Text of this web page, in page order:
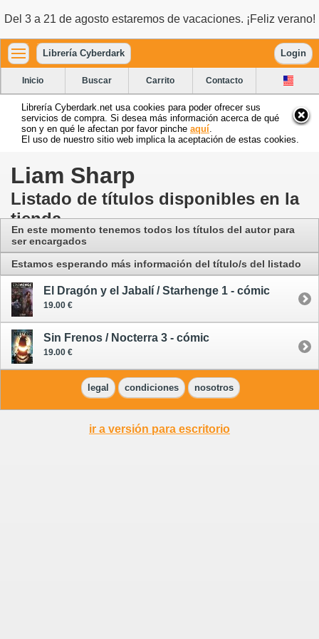
Del 3 a 21 de agosto estaremos de vacaciones. ¡Feliz verano!
Librería Cyberdark Login
Inicio Buscar Carrito Contacto
Librería Cyberdark.net usa cookies para poder ofrecer sus
servicios de compra. Si desea más información acerca de qué
son y en qué le afectan por favor pinche aquí
El uso de nuestro sitio web implica la aceptación de estas cookies.
Liam Sharp
Listado de títulos disponibles en la
tienda
En este momento tenemos todos los títulos del autor para
ser encargados
Estamos esperando más información del título/s del listado
El Dragón y el Jabalí / Starhenge 1 - cómic
19.00 €
Sin Frenos / Nocterra 3 - cómic
19.00 €
legal condiciones nosotros
ir a versión para escritorio